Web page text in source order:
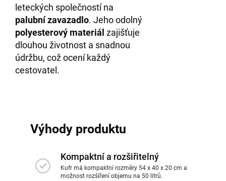
leteckých společností na
palubní zavazadlo. Jeho odolný
polyesterový materiál zajišťuje
dlouhou životnost a snadnou
údržbu, což ocení každý
cestovatel.
Výhody produktu
Kompaktní a rozšiřitelný
Kufr má kompaktní rozměry 54 x 40 x 20 cm a
možnost rozšíření objemu na 50 litrů.